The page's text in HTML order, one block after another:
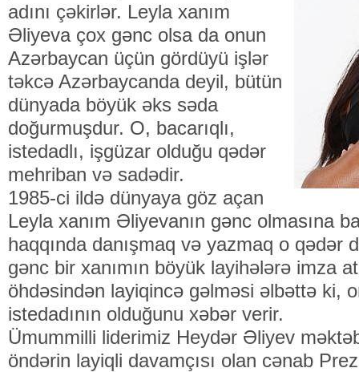
adını çəkirlər. Leyla xanım
Əliyeva çox gənc olsa da onun
Azərbaycan üçün gördüyü işlər
təkcə Azərbaycanda deyil, bütün
dünyada böyük əks səda
doğurmuşdur. O, bacarıqlı,
istedadlı, işgüzar olduğu qədər
mehriban və sadədir.
1985-ci ildə dünyaya göz açan
Leyla xanım Əliyevanın gənc olmasına
haqqında danışmaq və yazmaq o qədər
gənc bir xanımın böyük layihələrə imza
öhdəsindən layiqincə gəlməsi əlbəttə ki,
istedadının olduğunu xəbər verir.
Ümummilli liderimiz Heydər Əliyev
öndərin layiqli davamçısı olan cənab